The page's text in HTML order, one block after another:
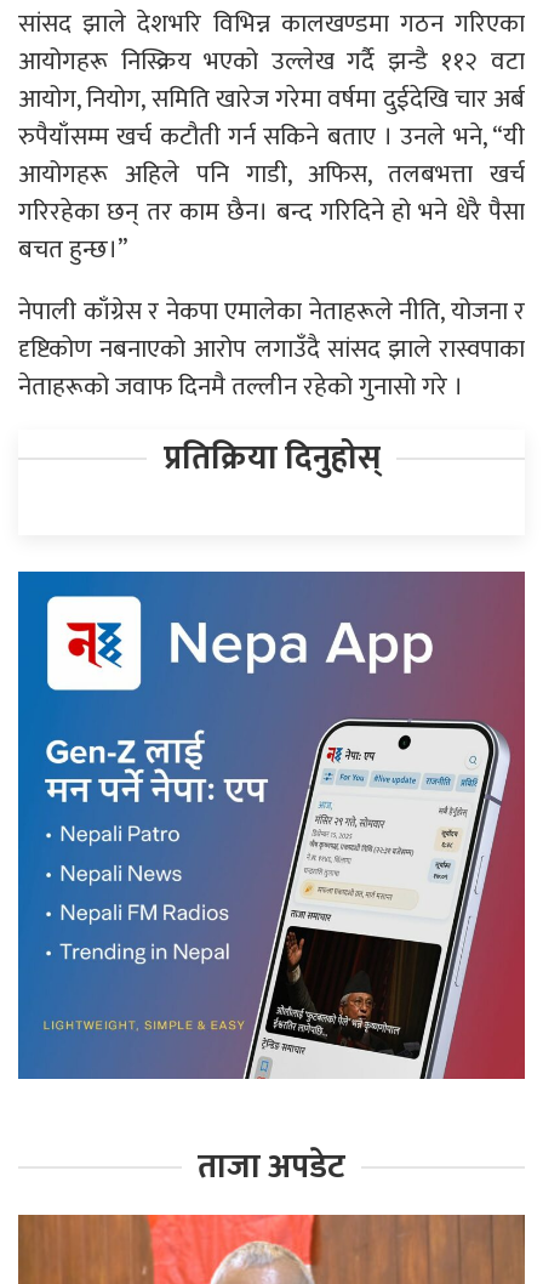
सांसद झाले देशभरि विभिन्न कालखण्डमा गठन गरिएका
आयोगहरू निस्क्रिय भएको उल्लेख गर्दै झन्डै ११२ वटा
आयोग, नियोग, समिति खारेज गरेमा वर्षमा दुईदेखि चार अर्ब
रुपैयाँसम्म खर्च कटौती गर्न सकिने बताए । उनले भने, “यी
आयोगहरू अहिले पनि गाडी, अफिस, तलबभत्ता खर्च
गरिरहेका छन् तर काम छैन। बन्द गरिदिने हो भने धेरै पैसा
बचत हुन्छ।”
नेपाली काँग्रेस र नेकपा एमालेका नेताहरूले नीति, योजना र
दृष्टिकोण नबनाएको आरोप लगाउँदै सांसद झाले रास्वपाका
नेताहरूको जवाफ दिनमै तल्लीन रहेको गुनासो गरे ।
प्रतिक्रिया दिनुहोस्
ताजा अपडेट